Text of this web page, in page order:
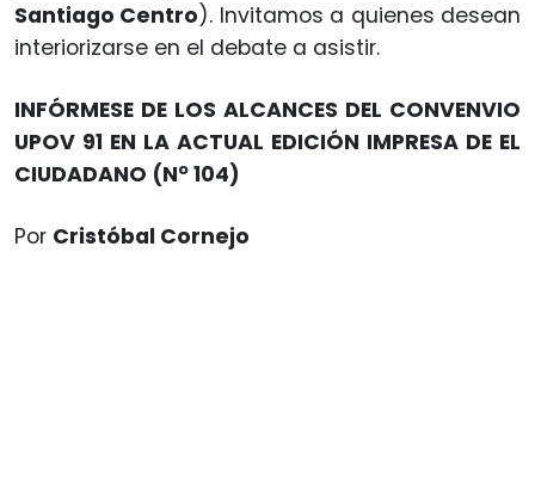
Santiago Centro). Invitamos a quienes desean
interiorizarse en el debate a asistir.
INFÓRMESE DE LOS ALCANCES DEL CONVENVIO
UPOV 91 EN LA ACTUAL EDICIÓN IMPRESA DE EL
CIUDADANO (Nº 104)
Por Cristóbal Cornejo